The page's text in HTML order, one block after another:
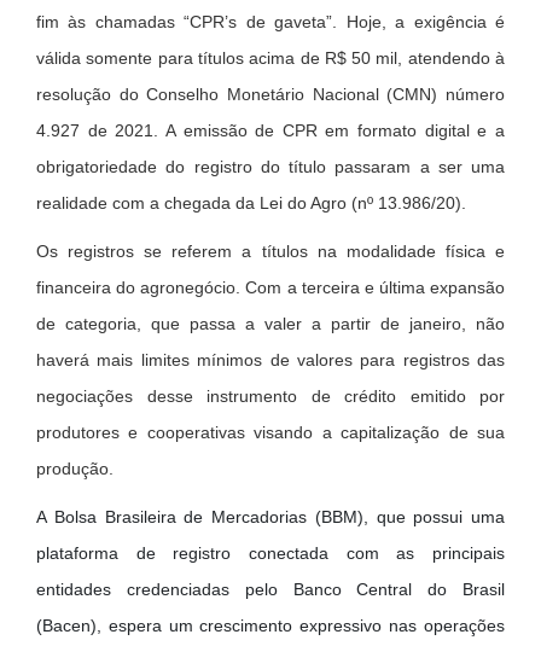
fim às chamadas “CPR’s de gaveta”. Hoje, a exigência é
válida somente para títulos acima de R$ 50 mil, atendendo à
resolução do Conselho Monetário Nacional (CMN) número
4.927 de 2021. A emissão de CPR em formato digital e a
obrigatoriedade do registro do título passaram a ser uma
realidade com a chegada da Lei do Agro (nº 13.986/20).
Os registros se referem a títulos na modalidade física e
financeira do agronegócio. Com a terceira e última expansão
de categoria, que passa a valer a partir de janeiro, não
haverá mais limites mínimos de valores para registros das
negociações desse instrumento de crédito emitido por
produtores e cooperativas visando a capitalização de sua
produção.
A Bolsa Brasileira de Mercadorias (BBM), que possui uma
plataforma de registro conectada com as principais
entidades credenciadas pelo Banco Central do Brasil
(Bacen), espera um crescimento expressivo nas operações